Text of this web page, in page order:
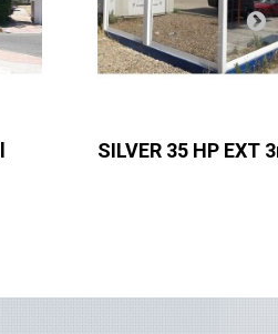
SILVER 35 HP EXT